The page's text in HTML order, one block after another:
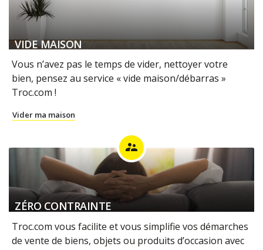
VIDE MAISON
Vous n’avez pas le temps de vider, nettoyer votre
bien, pensez au service « vide maison/débarras »
Troc.com !
Vider ma maison
supervisor_account
ZÉRO CONTRAINTE
Troc.com vous facilite et vous simplifie vos démarches
de vente de biens, objets ou produits d’occasion avec